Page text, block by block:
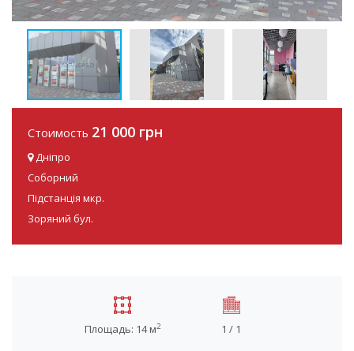
Стоимость 21 000 грн
Дніпро
Соборний
Підстанція мкр.
Зоряний бул.
Площадь: 14 м2 1 / 1